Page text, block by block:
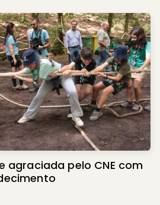
pelo CNE com